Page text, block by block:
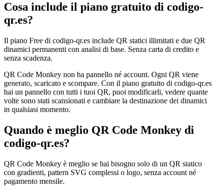
Cosa include il piano gratuito di codigo-
qr.es?
Il piano Free di codigo-qr.es include QR statici illimitati e due QR
dinamici permanenti con analisi di base. Senza carta di credito e
senza scadenza.
QR Code Monkey non ha pannello né account. Ogni QR viene
generato, scaricato e scompare. Con il piano gratuito di codigo-qr.es
hai un pannello con tutti i tuoi QR, puoi modificarli, vedere quante
volte sono stati scansionati e cambiare la destinazione dei dinamici
in qualsiasi momento.
Quando è meglio QR Code Monkey di
codigo-qr.es?
QR Code Monkey è meglio se hai bisogno solo di un QR statico
con gradienti, pattern SVG complessi o logo, senza account né
pagamento mensile.